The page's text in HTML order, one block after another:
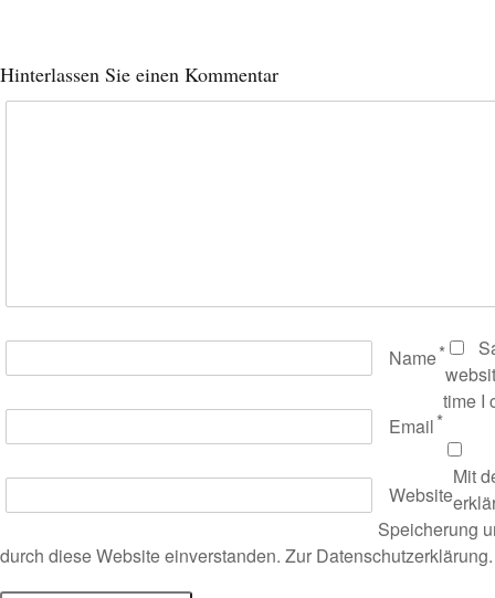
Hinterlassen Sie einen Kommentar
Name*
Email*
Website
time I
Mit
Speicherung
durch diese Website einverstanden. Zur Datenschutzerklärung